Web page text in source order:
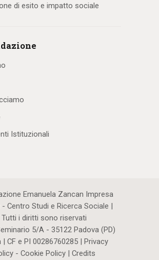
di esito e impatto sociale
Istituzionali
Emanuela Zancan Impresa
Centro Studi e Ricerca Sociale |
Tutti i diritti sono riservati
5/A - 35122 Padova (PD)
| CF e PI 00286760285 | Privacy
- Cookie Policy| Credits